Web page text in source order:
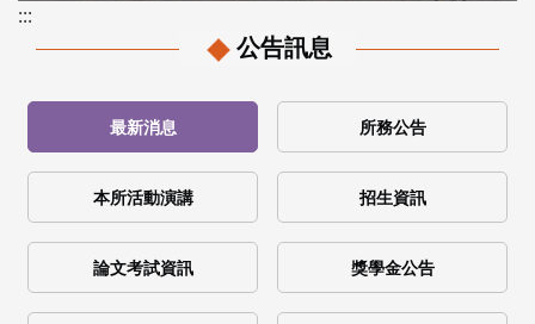
:::
公告訊息
最新消息 所務公告
本所活動演講 招生資訊
論文考試資訊 獎學金公告